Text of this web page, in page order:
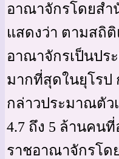
อาณาจักรโดยส
แสดงว่า ตามสถิ
อาณาจักรเป็นปร
มากที่สุดในยุโรป
กล่าวประมาณตัว
4.7 ถึง 5 ล้านคน
ราชอาณาจักรโด